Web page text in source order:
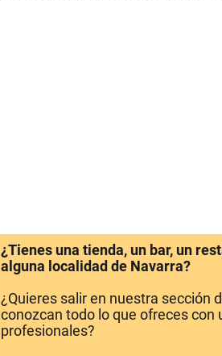
¿Tienes una tienda, un bar, un
alguna localidad de Navarra?
¿Quieres salir en nuestra sección
conozcan todo lo que ofreces
profesionales?